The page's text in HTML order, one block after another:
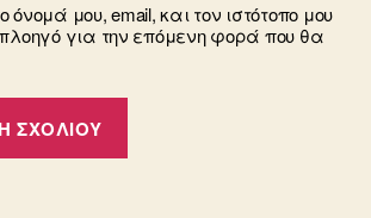
όνομά μου, email, και τον ιστότοπο μου
για την επόμενη φορά που θα